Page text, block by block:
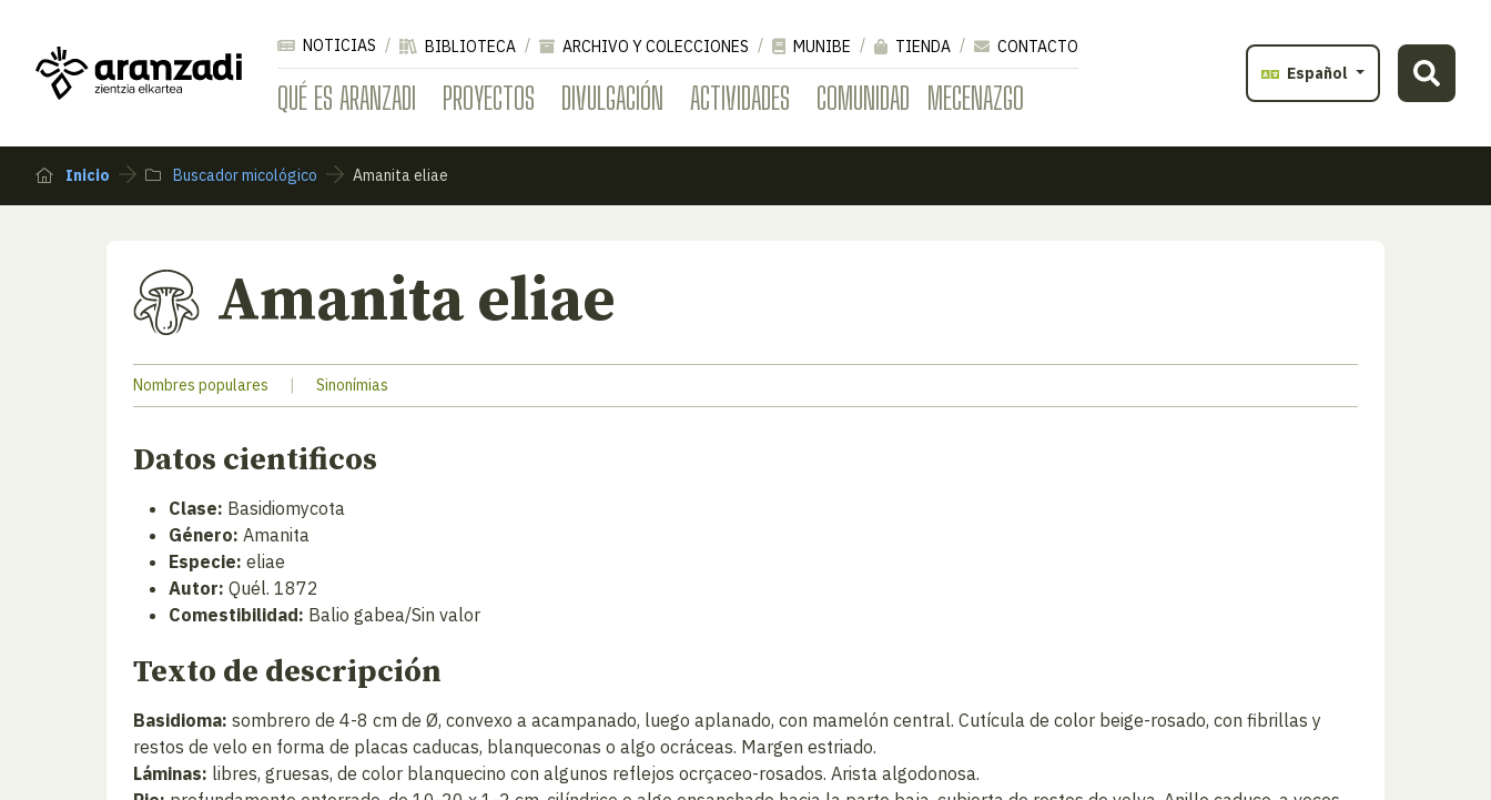
QUÉ ES ARANZADI PROYECTOS DIVULGACIÓN ACTIVIDADES COMUNIDAD MECENAZGO
NOTICIAS BIBLIOTECA ARCHIVO Y COLECCIONES MUNIBE TIENDA
CONTACTO
Español
Inicio Buscador micológico Amanita eliae
Amanita eliae
Nombres populares | Sinonímias
Datos cientificos
Clase: Basidiomycota
Género: Amanita
Especie: eliae
Autor: Quél. 1872
Comestibilidad: Balio gabea/Sin valor
Texto de descripción
Basidioma: sombrero de 4-8 cm de Ø, convexo a acampanado, luego aplanado, con mamelón central. Cutícula de color beige-rosado, con fibrillas y
restos de velo en forma de placas caducas, blanqueconas o algo ocráceas. Margen estriado.
Láminas: libres, gruesas, de color blanquecino con algunos reflejos ocrçaceo-rosados. Arista algodonosa.